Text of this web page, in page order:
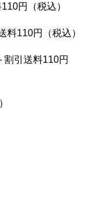
円（税込）
料110円（税込）
割引送料110円